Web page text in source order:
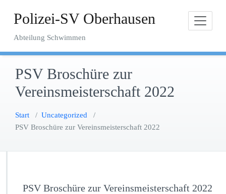
InhaltPolizei-SV Oberhausen
Abteilung Schwimmen
PSV Broschüre zur
Vereinsmeisterschaft 2022
Start / Uncategorized /
PSV Broschüre zur Vereinsmeisterschaft 2022
PSV Broschüre zur Vereinsmeisterschaft 2022